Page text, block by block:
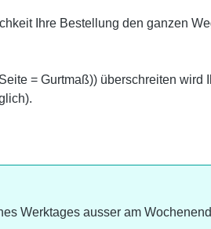
Ihre Bestellung den ganzen
= Gurtmaß)) überschreiten
Werktages ausser am